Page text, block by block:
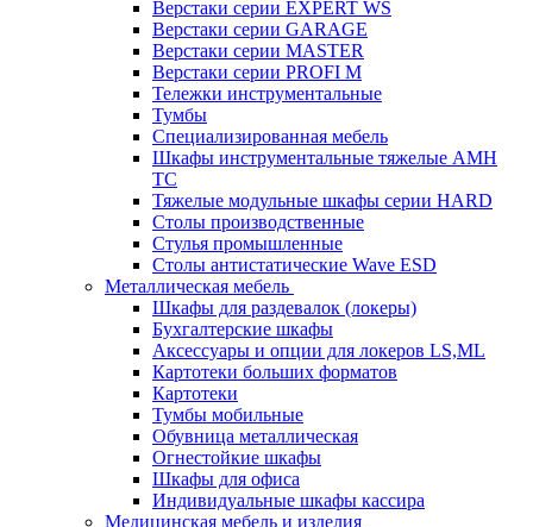
Верстаки серии EXPERT WS
Верстаки серии GARAGE
Верстаки серии MASTER
Верстаки серии PROFI M
Тележки инструментальные
Тумбы
Cпециализированная мебель
Шкафы инструментальные тяжелые AMH
TC
Тяжелые модульные шкафы серии HARD
Столы производственные
Стулья промышленные
Столы антистатические Wave ESD
Металлическая мебель
Шкафы для раздевалок (локеры)
Бухгалтерские шкафы
Аксессуары и опции для локеров LS,ML
Картотеки больших форматов
Картотеки
Тумбы мобильные
Обувница металлическая
Огнестойкие шкафы
Шкафы для офиса
Индивидуальные шкафы кассира
Медицинская мебель и изделия